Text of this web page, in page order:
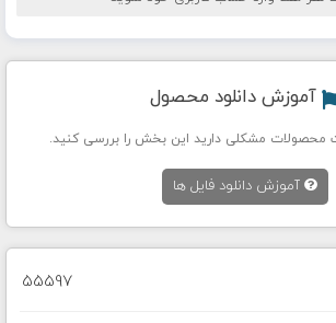
آموزش دانلود محصول
محصولات مشکلی دارید این بخش را بررسی کنید.
آموزش دانلود فایل ها
55597